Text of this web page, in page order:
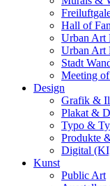
Hall of
Urban Art
Urban Art
Stadt
Meeting
Design
Grafik &
Plakat &
Typo &
Produkte
Digital
Kunst
Public Art